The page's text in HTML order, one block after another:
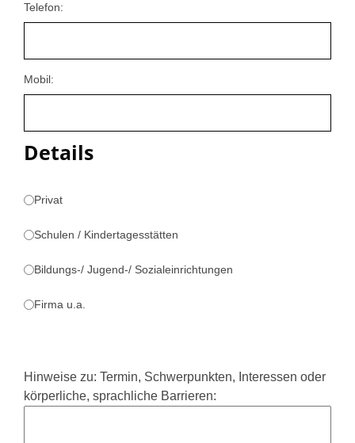
Telefon:
Mobil:
Details
Privat
Schulen / Kindertagesstätten
Bildungs-/ Jugend-/ Sozialeinrichtungen
Firma u.a.
Hinweise zu: Termin, Schwerpunkten, Interessen oder
körperliche, sprachliche Barrieren: